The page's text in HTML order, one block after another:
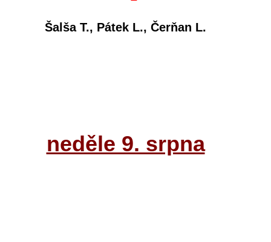
Šalša T., Pátek L., Čerňan L.
neděle 9. srpna